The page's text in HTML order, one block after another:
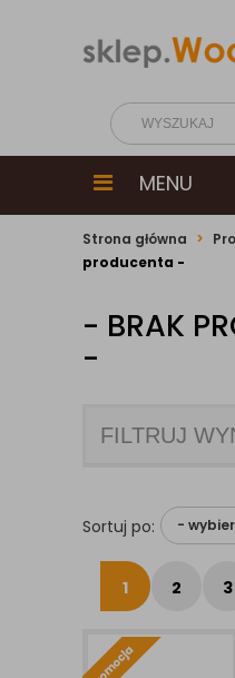
MENU
Strona główna
producenta -
- BRAK
-
FILTRUJ
Sortuj po:
1 2 3